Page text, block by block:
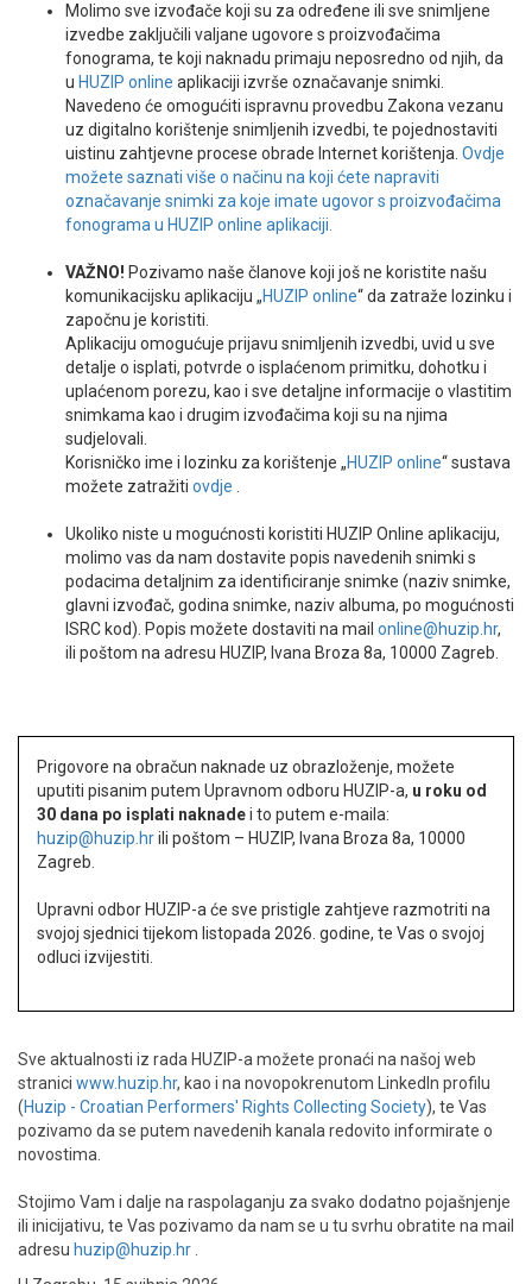
Molimo sve izvođače koji su za određene ili sve snimljene
izvedbe zaključili valjane ugovore s proizvođačima
fonograma, te koji naknadu primaju neposredno od njih, da
u HUZIP online aplikaciji izvrše označavanje snimki.
Navedeno će omogućiti ispravnu provedbu Zakona vezanu
uz digitalno korištenje snimljenih izvedbi, te pojednostaviti
uistinu zahtjevne procese obrade Internet korištenja. Ovdje
možete saznati više o načinu na koji ćete napraviti
označavanje snimki za koje imate ugovor s proizvođačima
fonograma u HUZIP online aplikaciji.
VAŽNO! Pozivamo naše članove koji još ne koristite našu
komunikacijsku aplikaciju „HUZIP online“ da zatraže lozinku i
započnu je koristiti.
Aplikaciju omogućuje prijavu snimljenih izvedbi, uvid u sve
detalje o isplati, potvrde o isplaćenom primitku, dohotku i
uplaćenom porezu, kao i sve detaljne informacije o vlastitim
snimkama kao i drugim izvođačima koji su na njima
sudjelovali.
Korisničko ime i lozinku za korištenje „HUZIP online“ sustava
možete zatražiti ovdje .
Ukoliko niste u mogućnosti koristiti HUZIP Online aplikaciju,
molimo vas da nam dostavite popis navedenih snimki s
podacima detaljnim za identificiranje snimke (naziv snimke,
glavni izvođač, godina snimke, naziv albuma, po mogućnosti
ISRC kod). Popis možete dostaviti na mail online@huzip.hr,
ili poštom na adresu HUZIP, Ivana Broza 8a, 10000 Zagreb.
Prigovore na obračun naknade uz obrazloženje, možete
uputiti pisanim putem Upravnom odboru HUZIP-a, u roku od
30 dana po isplati naknadei to putem e-maila:
huzip@huzip.hrili poštom – HUZIP, Ivana Broza 8a, 10000
Zagreb.
Upravni odbor HUZIP-a će sve pristigle zahtjeve razmotriti na
svojoj sjednici tijekom listopada 2026. godine, te Vas o svojoj
odluci izvijestiti.
Sve aktualnosti iz rada HUZIP-a možete pronaći na našoj web
stranici www.huzip.hr, kao i na novopokrenutom LinkedIn profilu
(Huzip - Croatian Performers' Rights Collecting Society), te Vas
pozivamo da se putem navedenih kanala redovito informirate o
novostima.
Stojimo Vam i dalje na raspolaganju za svako dodatno pojašnjenje
ili inicijativu, te Vas pozivamo da nam se u tu svrhu obratite na mail
adresu huzip@huzip.hr .